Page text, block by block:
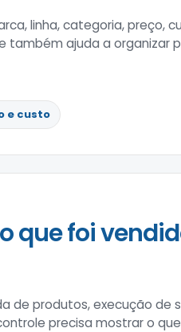
linha, categoria, preço,
também ajuda a organizar
e custo
que foi
de produtos, execução de
precisa mostrar o